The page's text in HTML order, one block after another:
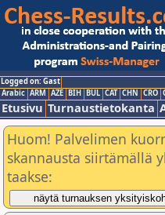
Logged on: Gast
Arabic ARM AZE BIH BUL CAT CHN CRO
Etusivu Turnaustietokanta
Huom! Palvelimen
skannausta siirtämällä
taakse: